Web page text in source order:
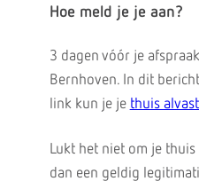
Hoe meld je je aan?
3 dagen vóór je
Bernhoven. In dit
link kun je je thuis
Lukt het niet om je thuis
dan een geldig